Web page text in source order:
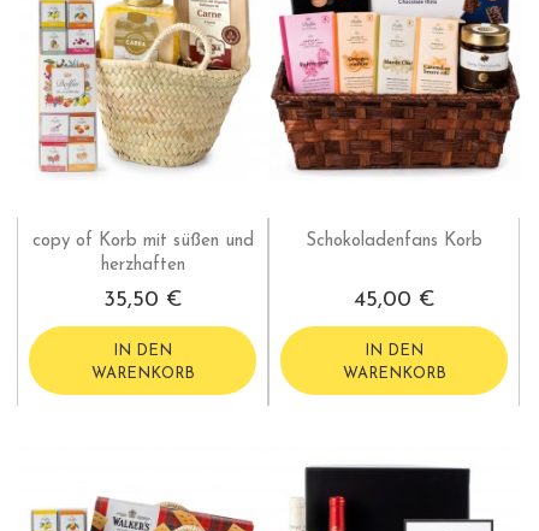
copy of Korb mit süßen und
herzhaften
35,50 €
IN DEN
WARENKORB
Schokoladenfans Korb
45,00 €
IN DEN
WARENKORB